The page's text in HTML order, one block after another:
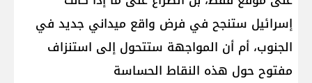
إسرائيل ستنجح في فرض واقع ميداني جديد في
الجنوب، أم أن المواجهة ستتحول إلى استنزاف
مفتوح حول هذه النقاط الحساسة